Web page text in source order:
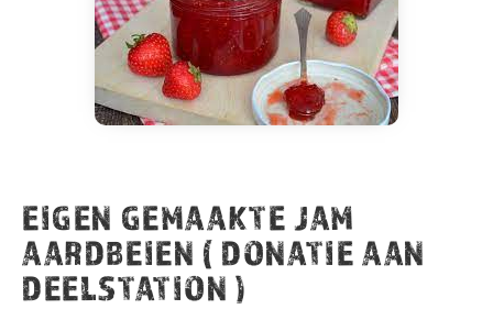
EIGEN GEMAAKTE JAM
AARDBEIEN ( DONATIE AAN
DEELSTATION )